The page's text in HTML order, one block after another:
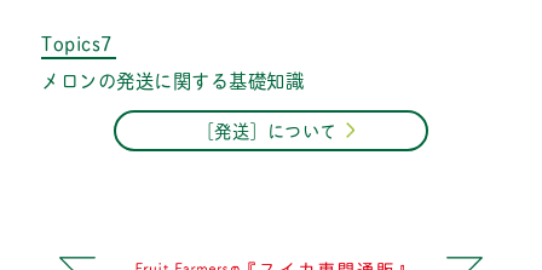
Topics7
メロンの発送に関する基礎知識
［発送］について